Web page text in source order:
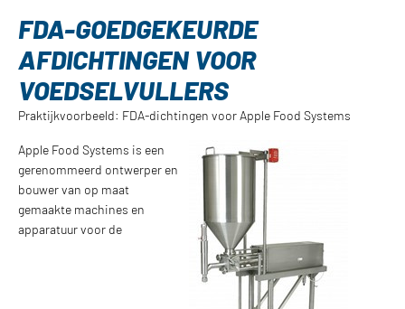
FDA-GOEDGEKEURDE
AFDICHTINGEN VOOR
VOEDSELVULLERS
Praktijkvoorbeeld: FDA-dichtingen voor Apple Food Systems
Apple Food Systems is een
gerenommeerd ontwerper en
bouwer van op maat
gemaakte machines en
apparatuur voor de